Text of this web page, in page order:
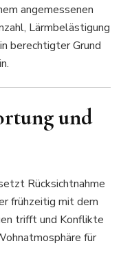
angemessenen
Lärmbelästigung
berechtigter Grund
und
Rücksichtnahme
frühzeitig mit dem
trifft und Konflikte
für